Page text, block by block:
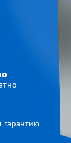
гарантию